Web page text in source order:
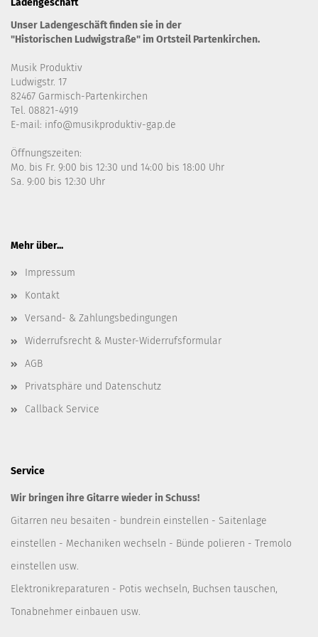
Ladengeschäft
Unser Ladengeschäft finden sie in der
"Historischen Ludwigstraße" im Ortsteil Partenkirchen.
Musik Produktiv
Ludwigstr. 17
82467 Garmisch-Partenkirchen
Tel. 08821-4919
E-mail: info@musikproduktiv-gap.de
Öffnungszeiten:
Mo. bis Fr. 9:00 bis 12:30 und 14:00 bis 18:00 Uhr
Sa. 9:00 bis 12:30 Uhr
Mehr über...
Impressum
Kontakt
Versand- & Zahlungsbedingungen
Widerrufsrecht & Muster-Widerrufsformular
AGB
Privatsphäre und Datenschutz
Callback Service
Service
Wir bringen ihre Gitarre wieder in Schuss!
Gitarren neu besaiten - bundrein einstellen - Saitenlage
einstellen - Mechaniken wechseln - Bünde polieren - Tremolo
einstellen usw.
Elektronikreparaturen - Potis wechseln, Buchsen tauschen,
Tonabnehmer einbauen usw.